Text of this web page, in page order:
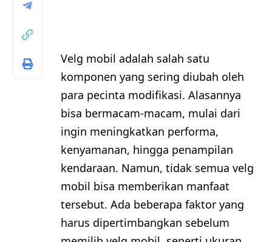
Velg mobil adalah salah satu
komponen yang sering diubah oleh
para pecinta modifikasi. Alasannya
bisa bermacam-macam, mulai dari
ingin meningkatkan performa,
kenyamanan, hingga penampilan
kendaraan. Namun, tidak semua velg
mobil bisa memberikan manfaat
tersebut. Ada beberapa faktor yang
harus dipertimbangkan sebelum